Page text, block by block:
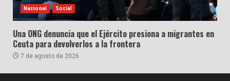
Nacional Social
Una ONG denuncia que el Ejército presiona a migrantes en
Ceuta para devolverlos a la frontera
7 de agosto de 2026